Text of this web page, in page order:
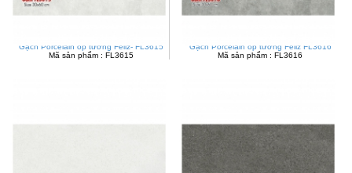
Gạch Porcelain ốp tường Feliz- FL3615
Mã sản phẩm : FL3615
Gạch Porcelain ốp tường Feliz FL3616
Mã sản phẩm : FL3616